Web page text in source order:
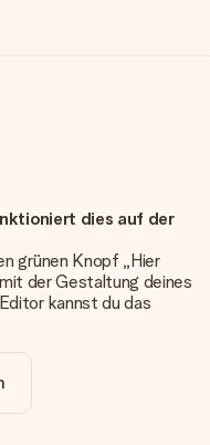
dies auf der
grünen Knopf „Hier
der Gestaltung deines
kannst du das
um deinem
verleihen.